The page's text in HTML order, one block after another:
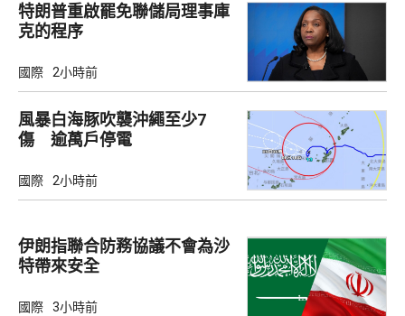
特朗普重啟罷免聯儲局理事庫
克的程序
國際 2小時前
風暴白海豚吹襲沖繩至少7
傷 逾萬戶停電
國際 2小時前
伊朗指聯合防務協議不會為沙
特帶來安全
國際 3小時前